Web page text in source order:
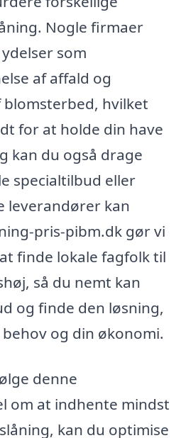
Nogle firmaer
som
af affald og
hvilket
for at holde din have
kan du også drage
specialtilbud eller
leverandører kan
pris-pibm.dk gør vi
finde lokale fagfolk til
så du nemt kan
og finde den løsning,
og din økonomi.
denne
om at indhente mindst
kan du optimise